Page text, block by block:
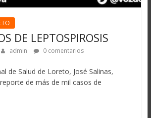
DE LEPTOSPIROSIS
admin 0 comentarios
de Salud de Loreto, José Salinas,
de más de mil casos de